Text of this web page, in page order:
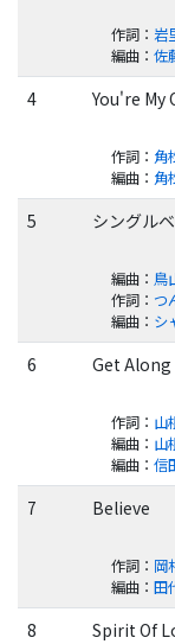
作詞： 岩
編曲： 佐
4
You're My
作詞： 角
編曲： 角
5
シングル
編曲： 鳥
作詞： つ
編曲： シ
6
Get Along
作詞： 山
編曲： 山
編曲： 信
7
Believe
作詞： 岡
編曲： 田
8
Spirit Of